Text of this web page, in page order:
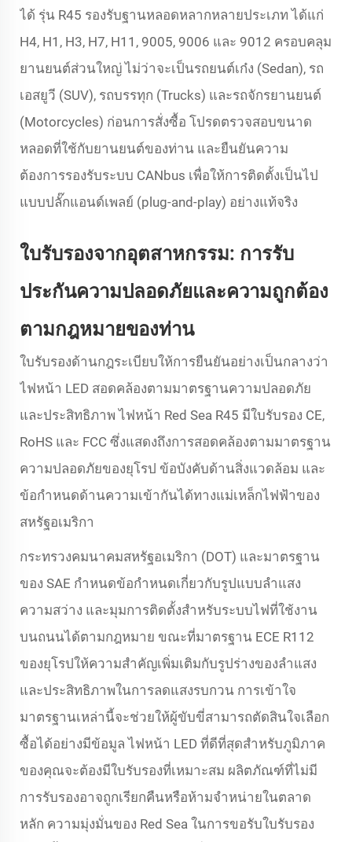
ได้ รุ่น R45 รองรับฐานหลอดหลากหลายประเภท ได้แก่
H4, H1, H3, H7, H11, 9005, 9006 และ 9012 ครอบคลุม
ยานยนต์ส่วนใหญ่ ไม่ว่าจะเป็นรถยนต์เก๋ง (Sedan), รถ
เอสยูวี (SUV), รถบรรทุก (Trucks) และรถจักรยานยนต์
(Motorcycles) ก่อนการสั่งซื้อ โปรดตรวจสอบขนาด
หลอดที่ใช้กับยานยนต์ของท่าน และยืนยันความ
ต้องการรองรับระบบ CANbus เพื่อให้การติดตั้งเป็นไป
แบบปลั๊กแอนด์เพลย์ (plug-and-play) อย่างแท้จริง
ใบรับรองจากอุตสาหกรรม: การรับ
ประกันความปลอดภัยและความถูกต้อง
ตามกฎหมายของท่าน
ใบรับรองด้านกฎระเบียบให้การยืนยันอย่างเป็นกลางว่า
ไฟหน้า LED สอดคล้องตามมาตรฐานความปลอดภัย
และประสิทธิภาพ ไฟหน้า Red Sea R45 มีใบรับรอง CE,
RoHS และ FCC ซึ่งแสดงถึงการสอดคล้องตามมาตรฐาน
ความปลอดภัยของยุโรป ข้อบังคับด้านสิ่งแวดล้อม และ
ข้อกำหนดด้านความเข้ากันได้ทางแม่เหล็กไฟฟ้าของ
สหรัฐอเมริกา
กระทรวงคมนาคมสหรัฐอเมริกา (DOT) และมาตรฐาน
ของ SAE กำหนดข้อกำหนดเกี่ยวกับรูปแบบลำแสง
ความสว่าง และมุมการติดตั้งสำหรับระบบไฟที่ใช้งาน
บนถนนได้ตามกฎหมาย ขณะที่มาตรฐาน ECE R112
ของยุโรปให้ความสำคัญเพิ่มเติมกับรูปร่างของลำแสง
และประสิทธิภาพในการลดแสงรบกวน การเข้าใจ
มาตรฐานเหล่านี้จะช่วยให้ผู้ขับขี่สามารถตัดสินใจเลือก
ซื้อได้อย่างมีข้อมูล ไฟหน้า LED ที่ดีที่สุดสำหรับภูมิภาค
ของคุณจะต้องมีใบรับรองที่เหมาะสม ผลิตภัณฑ์ที่ไม่มี
การรับรองอาจถูกเรียกคืนหรือห้ามจำหน่ายในตลาด
หลัก ความมุ่งมั่นของ Red Sea ในการขอรับใบรับรอง